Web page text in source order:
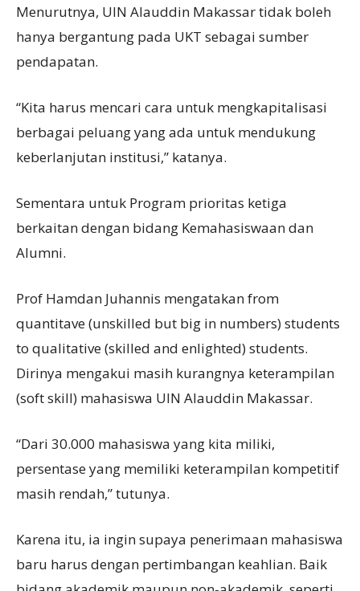
Menurutnya, UIN Alauddin Makassar tidak boleh
hanya bergantung pada UKT sebagai sumber
pendapatan.
“Kita harus mencari cara untuk mengkapitalisasi
berbagai peluang yang ada untuk mendukung
keberlanjutan institusi,” katanya.
Sementara untuk Program prioritas ketiga
berkaitan dengan bidang Kemahasiswaan dan
Alumni.
Prof Hamdan Juhannis mengatakan from
quantitave (unskilled but big in numbers) students
to qualitative (skilled and enlighted) students.
Dirinya mengakui masih kurangnya keterampilan
(soft skill) mahasiswa UIN Alauddin Makassar.
“Dari 30.000 mahasiswa yang kita miliki,
persentase yang memiliki keterampilan kompetitif
masih rendah,” tutunya.
Karena itu, ia ingin supaya penerimaan mahasiswa
baru harus dengan pertimbangan keahlian. Baik